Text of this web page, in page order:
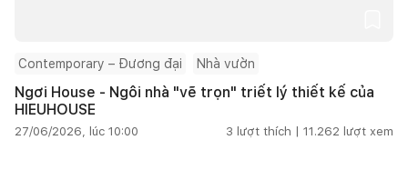
Contemporary – Đương đại Nhà vườn
Ngơi House - Ngôi nhà "vẽ trọn" triết lý thiết kế của
HIEUHOUSE
27/06/2026, lúc 10:00 3 lượt thích | 11.262 lượt xem